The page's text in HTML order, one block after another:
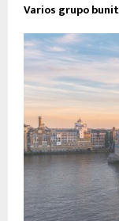
Varios grupo